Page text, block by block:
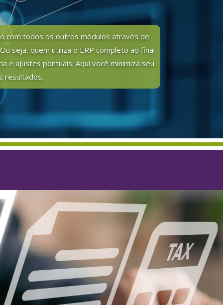
com todos os outros módulos através de
seja, quem utiliza o ERP completo ao final
e ajustes pontuais. Aqui você minimiza seu
resultados.